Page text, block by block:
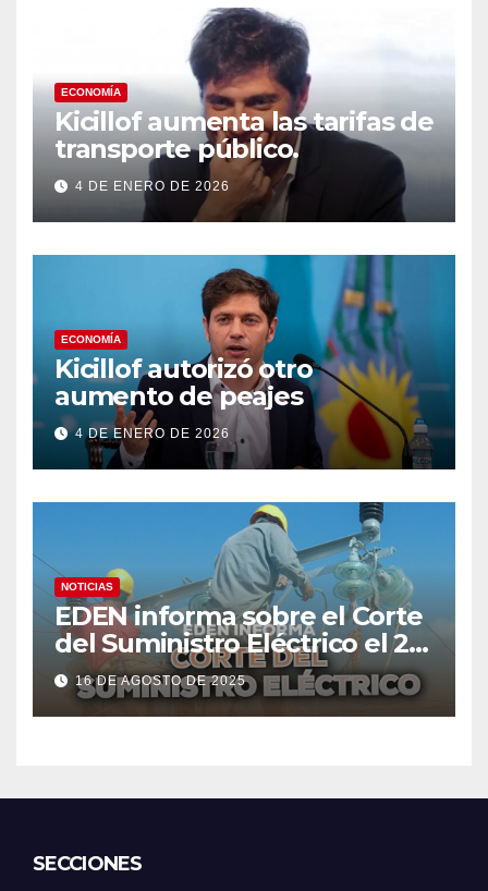
ECONOMÍA
Kicillof aumenta las tarifas de
transporte público.
4 DE ENERO DE 2026
ECONOMÍA
Kicillof autorizó otro
aumento de peajes
4 DE ENERO DE 2026
NOTICIAS
EDEN informa sobre el Corte
del Suministro Eléctrico el 20
de agosto
16 DE AGOSTO DE 2025
SECCIONES